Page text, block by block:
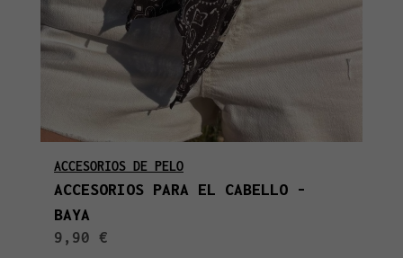
ACCESORIOS DE PELO
ACCESORIOS PARA EL CABELLO -
BAYA
9,90 €